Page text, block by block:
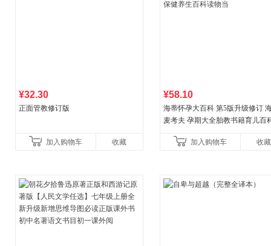
¥32.30
正面管教修订版
加入购物车 收藏
¥58.10
海蒂怀孕大百科 第5版升级修订
麦考夫 孕期大全胎教书籍育儿百
健养生百科读物当
加入购物车 收藏